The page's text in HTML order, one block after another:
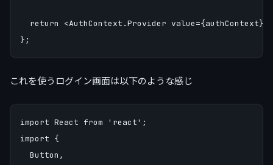
return <AuthContext.Provider
これを使うログイン画面は以下のような感じ
import React from 'react';
import {
  Button,